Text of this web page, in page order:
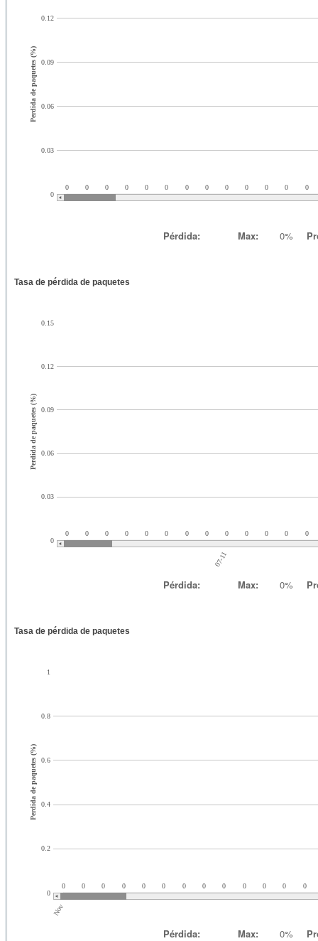
0
0.03
0.06
0.09
0.12
Perdida de paquetes (%)
0 0 0 0 0 0 0 0 0 0 0 0 0
Pérdida: Max: 0%
Tasa de pérdida de paquetes
07-11
0
0.03
0.06
0.09
0.12
0.15
Perdida de paquetes (%)
0 0 0 0 0 0 0 0 0 0 0 0 0
Pérdida: Max: 0%
Tasa de pérdida de paquetes
Nov
0
0.2
0.4
0.6
0.8
1
Perdida de paquetes (%)
0 0 0 0 0 0 0 0 0 0 0 0 0
Pérdida: Max: 0%